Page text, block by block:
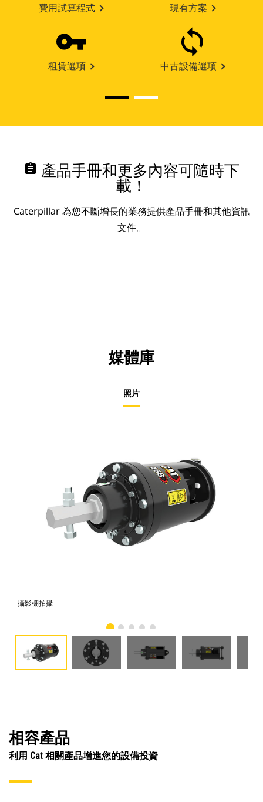
費用試算程式 現有方案
租賃選項 中古設備選項
assignment 產品手冊和更多內容可隨時下
載！
Caterpillar 為您不斷增長的業務提供產品手冊和其他資訊
文件。
媒體庫
照片
攝影棚拍攝
相容產品
利用 Cat 相關產品增進您的設備投資